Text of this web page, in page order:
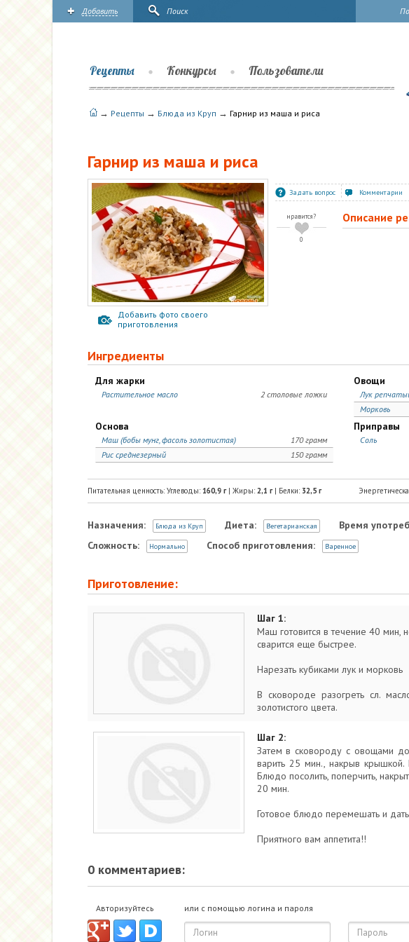
Добавить Поиск
Рецепты Конкурсы Пользователи
→ Рецепты → Блюда из Круп → Гарнир из маша и риса
Гарнир из маша и риса
Добавить фото своего
приготовления
Задать вопрос Комментарии
нравится?
0
Описание
Ингредиенты
Для жарки
2 столовые ложки
Растительное масло
Овощи
Лук
Морковь
Основа
170 грамм
Маш (бобы мунг, фасоль золотистая)
150 грамм
Рис среднезерный
Приправы
Соль
Питательная ценность: Углеводы: 160,9г| Жиры: 2,1 г| Белки: 32,5г
Назначения: Блюда из Круп Диета: Вегетарианская Время
Сложность: Нормально Способ приготовления: Варенное
Приготовление:
Шаг 1:
Маш готовится в течение 40 мин,
сварится еще быстрее.
Нарезать кубиками лук и морковь
В сковороде разогреть сл.
золотистого цвета.
Шаг 2:
Затем в сковороду с овощами
варить 25 мин., накрыв крышкой.
Блюдо посолить, поперчить,
20 мин.
Готовое блюдо перемешать и дать
Приятного вам аппетита!!
0 комментариев:
Авторизуйтесь или с помощью логина и пароля